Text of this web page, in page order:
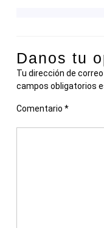
Danos tu
Tu dirección de
campos obligatorios
Comentario *